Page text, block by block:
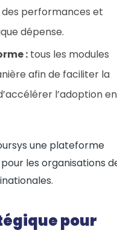
des performances et
dépense.
: tous les modules
afin de faciliter la
l’adoption en
une plateforme
les organisations
pour